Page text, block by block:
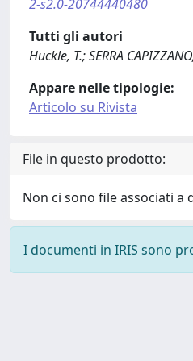
2-s2.0-20744440480
Tutti gli autori
Huckle, T.; SERRA
Appare nelle tipologie:
Articolo su Rivista
File in questo prodotto:
Non ci sono file associati a
I documenti in IRIS sono